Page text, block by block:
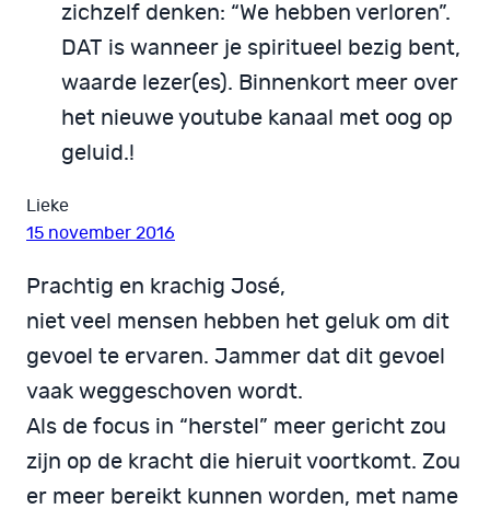
zichzelf denken: “We hebben verloren”.
DAT is wanneer je spiritueel bezig bent,
waarde lezer(es). Binnenkort meer over
het nieuwe youtube kanaal met oog op
geluid.!
Lieke
15 november 2016
Prachtig en krachig José,
niet veel mensen hebben het geluk om dit
gevoel te ervaren. Jammer dat dit gevoel
vaak weggeschoven wordt.
Als de focus in “herstel” meer gericht zou
zijn op de kracht die hieruit voortkomt. Zou
er meer bereikt kunnen worden, met name